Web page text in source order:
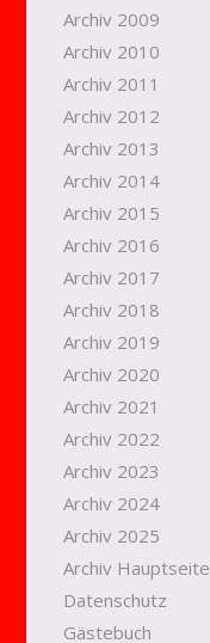
Archiv 2009
Archiv 2010
Archiv 2011
Archiv 2012
Archiv 2013
Archiv 2014
Archiv 2015
Archiv 2016
Archiv 2017
Archiv 2018
Archiv 2019
Archiv 2020
Archiv 2021
Archiv 2022
Archiv 2023
Archiv 2024
Archiv 2025
Archiv Hauptseite
Datenschutz
Gästebuch